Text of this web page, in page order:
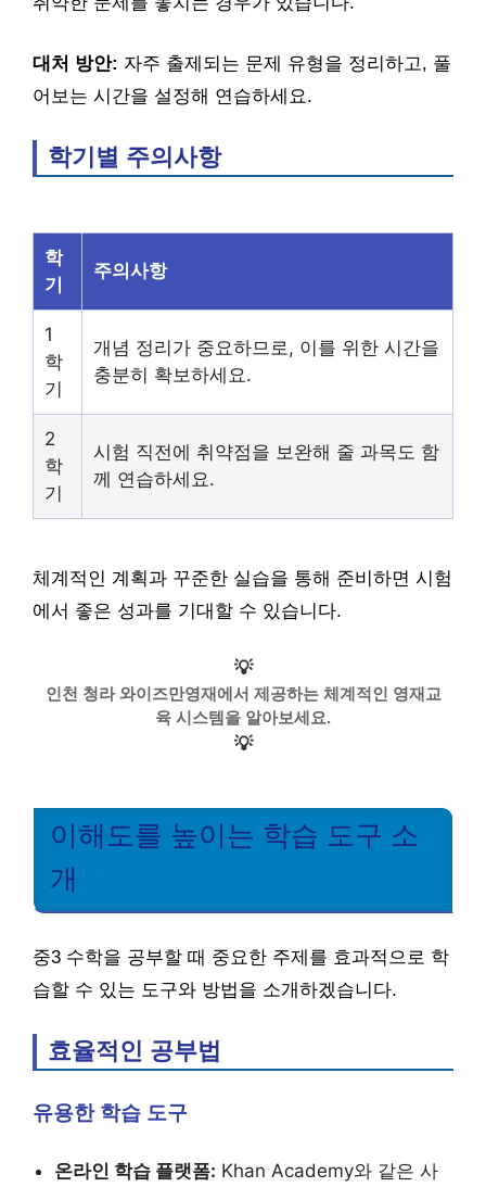
대처 방안: 자주 출제되는 문제 유형을 정리하고, 풀
어보는 시간을 설정해 연습하세요.
학기별 주의사항
학
기
주의사항
1
학
기
개념 정리가 중요하므로, 이를 위한 시간을
충분히 확보하세요.
2
학
기
시험 직전에 취약점을 보완해 줄 과목도 함
께 연습하세요.
체계적인 계획과 꾸준한 실습을 통해 준비하면 시험
에서 좋은 성과를 기대할 수 있습니다.
💡
인천 청라 와이즈만영재에서 제공하는 체계적인 영재교
육 시스템을 알아보세요.
💡
이해도를 높이는 학습 도구 소
개
중3 수학을 공부할 때 중요한 주제를 효과적으로 학
습할 수 있는 도구와 방법을 소개하겠습니다.
효율적인 공부법
유용한 학습 도구
온라인 학습 플랫폼: Khan Academy와 같은 사